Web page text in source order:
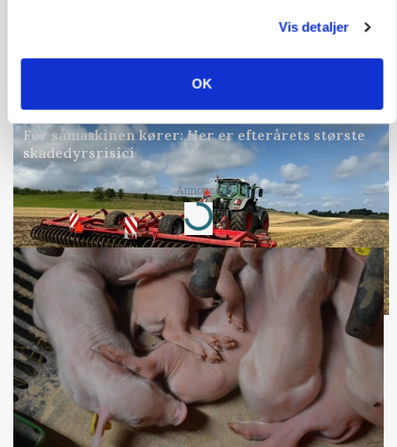
Vis detaljer
OK
Loading...
Før såmaskinen kører: Her er efterårets største
skadedyrsrisici
Annonce
Loading...